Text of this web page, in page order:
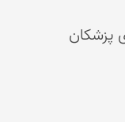
پزشکان